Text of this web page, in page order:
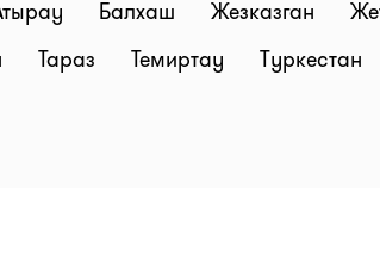
Балхаш Жезказган
Тараз Темиртау Туркестан